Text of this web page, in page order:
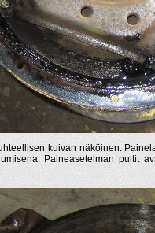
kuivan näköinen.
Paineasetelman pultit